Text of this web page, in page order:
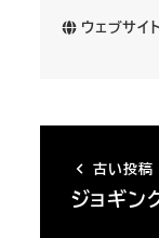
ウェブサイ
古い投稿
ジョギン